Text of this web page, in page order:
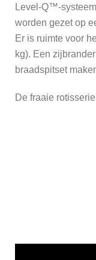
Level-Q™-
worden gezet op
Er is ruimte voor
kg). Een
braadspitset
De fraaie